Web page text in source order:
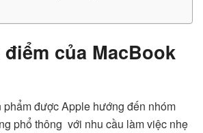
của MacBook
phẩm được Apple hướng đến nhóm
phổ thông với nhu cầu làm việc nhẹ